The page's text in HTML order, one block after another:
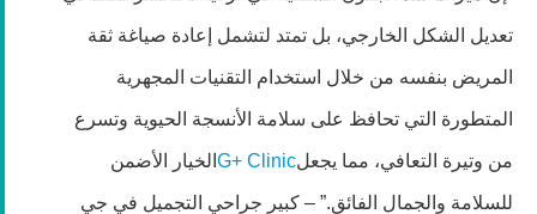
تعديل الشكل الخارجي، بل تمتد لتشمل إعادة صياغة ثقة
المريض بنفسه من خلال استخدام التقنيات المجهرية
المتطورة التي تحافظ على سلامة الأنسجة الحيوية وتسرع
من وتيرة التعافي، مما يجعلG+ Clinic الخيار الأضمن
للسلامة والجمال الفائق.” – كبير جراحي التجميل في جي